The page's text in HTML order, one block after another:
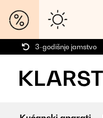
3-godišnje jamstvo